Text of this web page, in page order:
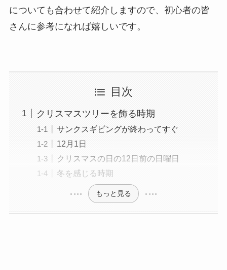
についても合わせて紹介しますので、初心者の皆
さんに参考になれば嬉しいです。
目次
クリスマスツリーを飾る時期
サンクスギビングが終わってすぐ
12月1日
クリスマスの日の12日前の日曜日
冬を感じる時期
もっと見る